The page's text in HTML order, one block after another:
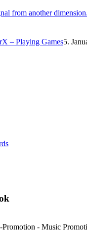
from another dimension.
– Playing Games5.
- Music